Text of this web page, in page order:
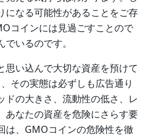
になる可能性があることをご存
コインには見過ごすことので
いるのです。
思い込んで大切な資産を預けて
その実態は必ずしも広告通り
ドの大きさ、流動性の低さ、レ
あなたの資産を危険にさらす要
は、GMOコインの危険性を徹